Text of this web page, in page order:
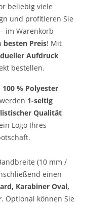
beliebig viele
und profitieren Sie
– im Warenkorb
besten Preis! Mit
Aufdruck
bestellen.
100 % Polyester
1-seitig
Qualität
Logo Ihres
(10 mm /
einen
Karabiner Oval,
. Optional können Sie